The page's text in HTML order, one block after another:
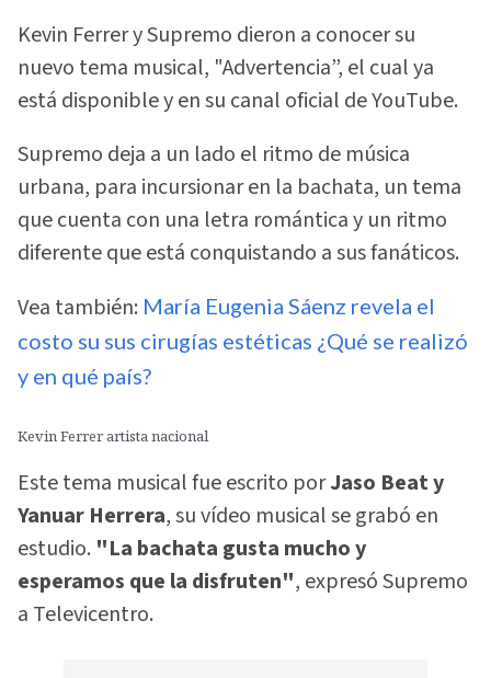
Kevin Ferrer y Supremo dieron a conocer su
nuevo tema musical, "Advertencia”, el cual ya
está disponible y en su canal oficial de YouTube.
Supremo deja a un lado el ritmo de música
urbana, para incursionar en la bachata, un tema
que cuenta con una letra romántica y un ritmo
diferente que está conquistando a sus fanáticos.
Vea también: María Eugenia Sáenz revela el
costo su sus cirugías estéticas ¿Qué se realizó
y en qué país?
Kevin Ferrer artista nacional
Este tema musical fue escrito porJaso Beat y
Yanuar Herrera, su vídeo musical se grabó en
estudio. "La bachata gusta mucho y
esperamos que la disfruten", expresó Supremo
a Televicentro.